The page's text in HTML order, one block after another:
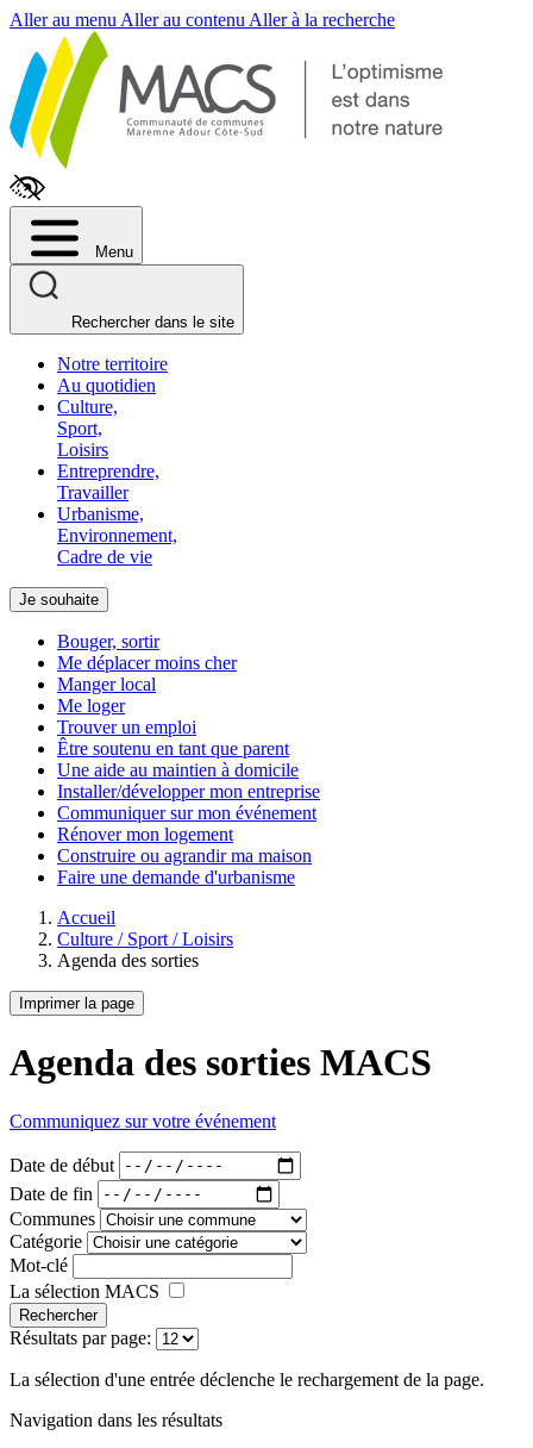
Aller au menu Aller au contenu Aller à la recherche
Menu
Rechercher dans le site
Notre territoire
Au quotidien
Culture,
Sport,
Loisirs
Entreprendre,
Travailler
Urbanisme,
Environnement,
Cadre de vie
Je souhaite
Bouger, sortir
Me déplacer moins cher
Manger local
Me loger
Trouver un emploi
Être soutenu en tant que parent
Une aide au maintien à domicile
Installer/développer mon entreprise
Communiquer sur mon événement
Rénover mon logement
Construire ou agrandir ma maison
Faire une demande d'urbanisme
Accueil
Culture / Sport / Loisirs
Agenda des sorties
Imprimer la page
Agenda des sorties MACS
Communiquez sur votre événement
Date de début
Date de fin
Communes
Catégorie
Mot-clé
La sélection MACS
Rechercher
Résultats par page:
La sélection d'une entrée déclenche le rechargement de la page.
Navigation dans les résultats
Fenêtre
de
chat